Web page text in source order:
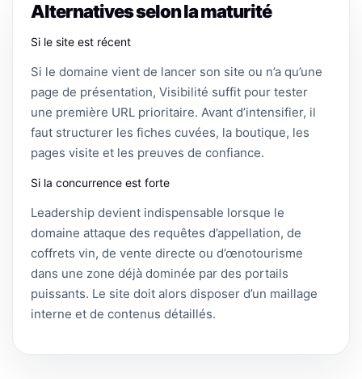
Alternatives selon la maturité
Si le site est récent
Si le domaine vient de lancer son site ou n’a qu’une
page de présentation, Visibilité suffit pour tester
une première URL prioritaire. Avant d’intensifier, il
faut structurer les fiches cuvées, la boutique, les
pages visite et les preuves de confiance.
Si la concurrence est forte
Leadership devient indispensable lorsque le
domaine attaque des requêtes d’appellation, de
coffrets vin, de vente directe ou d’œnotourisme
dans une zone déjà dominée par des portails
puissants. Le site doit alors disposer d’un maillage
interne et de contenus détaillés.